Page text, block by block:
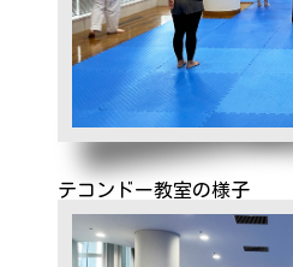
テコンドー教室の様子